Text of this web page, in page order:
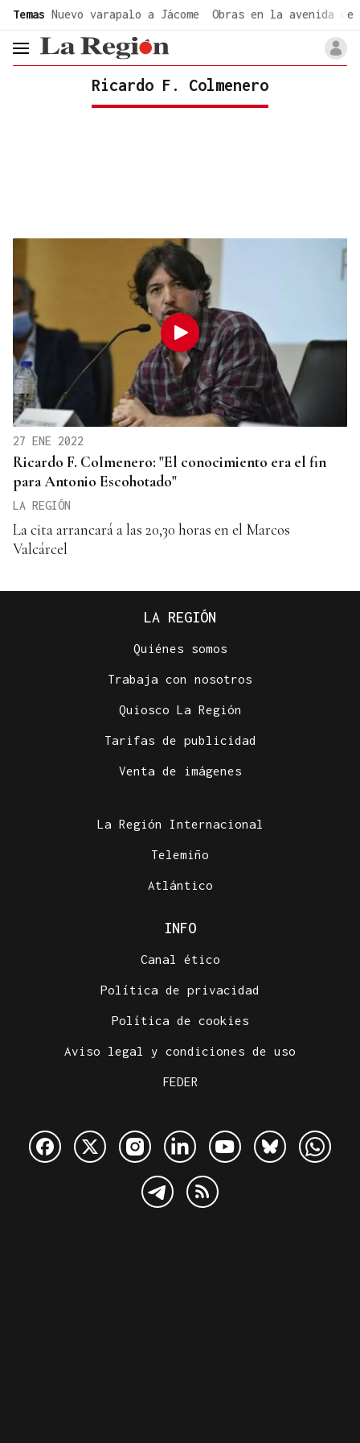
Temas Nuevo varapalo a Jácome Obras en la avenida de
header.menu.open
Ricardo F. Colmenero
27 ENE 2022
Ricardo F. Colmenero: "El conocimiento era el fin
para Antonio Escohotado"
LA REGIÓN
La cita arrancará a las 20,30 horas en el Marcos
Valcárcel
LA REGIÓN
Quiénes somos
Trabaja con nosotros
Quiosco La Región
Tarifas de publicidad
Venta de imágenes
La Región Internacional
Telemiño
Atlántico
INFO
Canal ético
Política de privacidad
Política de cookies
Aviso legal y condiciones de uso
FEDER